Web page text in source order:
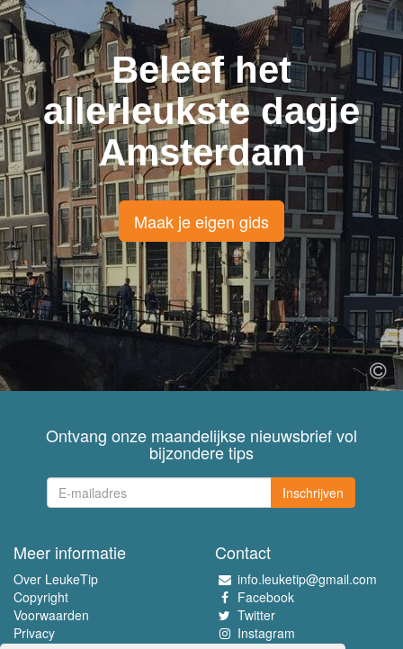
Beleef het
allerleukste dagje
Amsterdam
Maak je eigen gids
Ontvang onze maandelijkse nieuwsbrief vol
bijzondere tips
Inschrijven
Meer informatie
Over LeukeTip
Copyright
Voorwaarden
Privacy
Contact
info.leuketip@gmail.com
Facebook
Twitter
Instagram